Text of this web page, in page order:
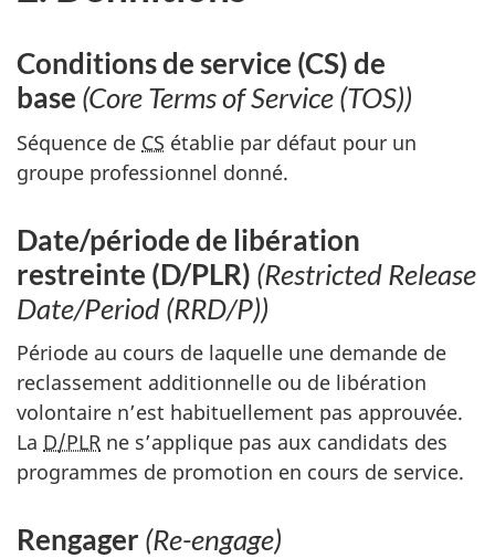
Conditions de service (CS) de
base (Core Terms of Service (TOS))
Séquence de CS établie par défaut pour un
groupe professionnel donné.
Date/période de libération
restreinte (D/PLR) (Restricted Release
Date/Period (RRD/P))
Période au cours de laquelle une demande de
reclassement additionnelle ou de libération
volontaire n’est habituellement pas approuvée.
La D/PLR ne s’applique pas aux candidats des
programmes de promotion en cours de service.
Rengager(Re-engage)